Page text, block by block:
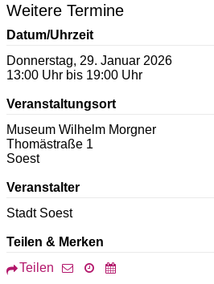
Weitere Termine
Datum/Uhrzeit
Donnerstag, 29. Januar 2026
13:00 Uhr bis 19:00 Uhr
Veranstaltungsort
Museum Wilhelm Morgner
Thomästraße 1
Soest
Veranstalter
Stadt Soest
Teilen & Merken
Teilen